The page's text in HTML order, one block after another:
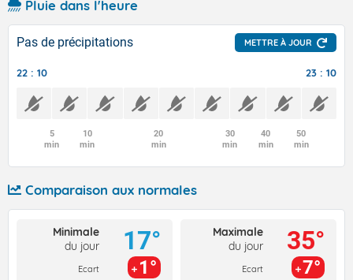
Pluie dans l'heure
Pas de précipitations METTRE À JOUR
22 : 10 23 : 10
5
min
10
min
20
min
30
min
40
min
50
min
Comparaison aux normales
Minimale
du jour
Ecart
17°
1°
Maximale
du jour
Ecart
35°
7°